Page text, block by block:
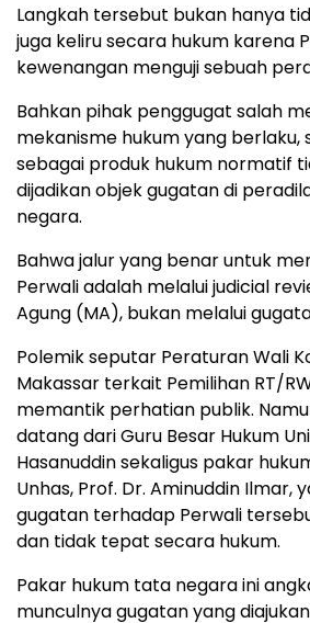
Langkah tersebut bukan hanya
juga keliru secara hukum karena
kewenangan menguji sebuah
Bahkan pihak penggugat salah
mekanisme hukum yang berlaku,
sebagai produk hukum normatif
dijadikan objek gugatan di
negara.
Bahwa jalur yang benar untuk
Perwali adalah melalui judicial
Agung (MA), bukan melalui
Polemik seputar Peraturan Wali
Makassar terkait Pemilihan RT/
memantik perhatian publik.
datang dari Guru Besar Hukum
Hasanuddin sekaligus pakar
Unhas, Prof. Dr. Aminuddin Ilmar,
gugatan terhadap Perwali
dan tidak tepat secara hukum.
Pakar hukum tata negara ini
munculnya gugatan yang